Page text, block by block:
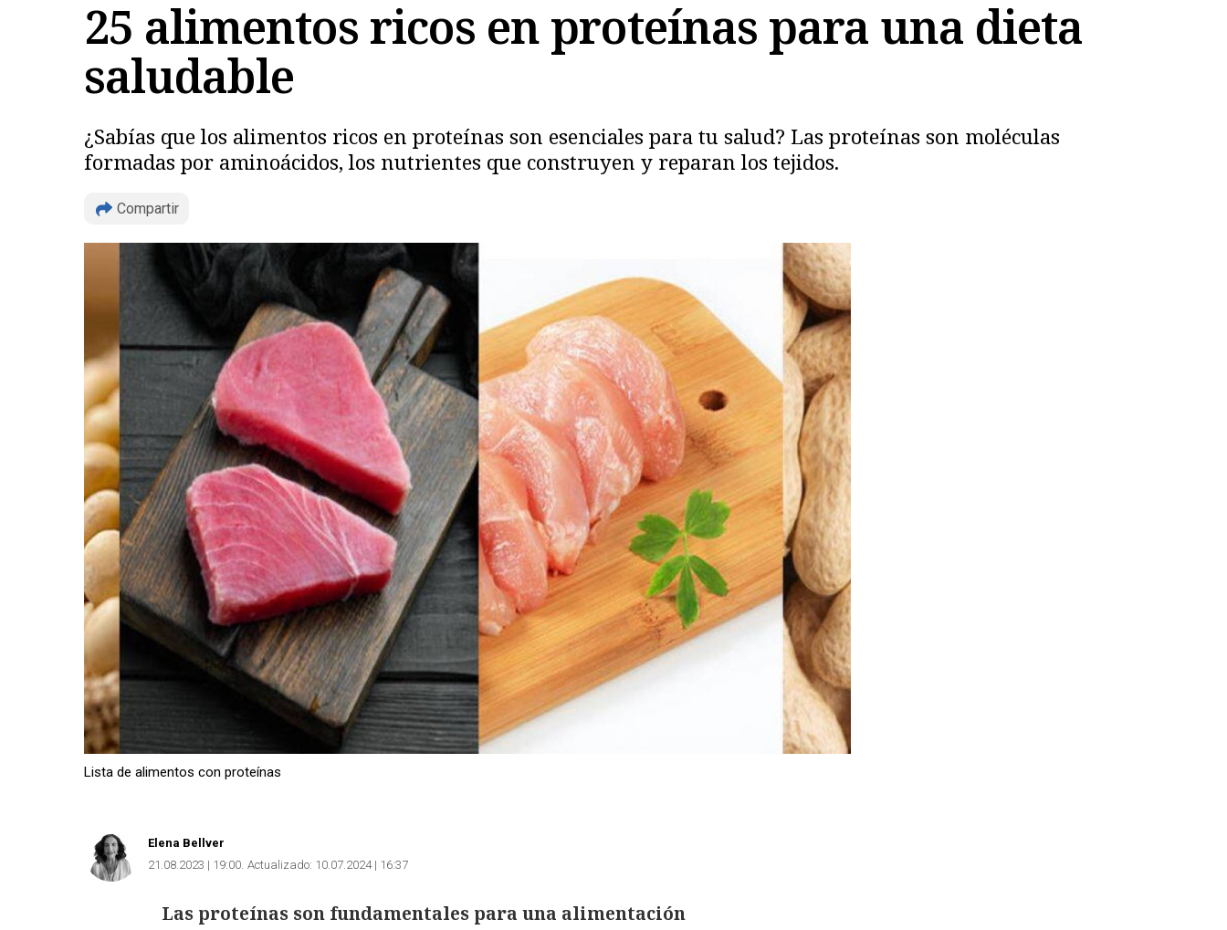
25 alimentos ricos en proteínas para una dieta
saludable
¿Sabías que los alimentos ricos en proteínas son esenciales para tu salud? Las proteínas son moléculas
formadas por aminoácidos, los nutrientes que construyen y reparan los tejidos.
Compartir
Copiar
Lista de alimentos con proteínas
Elena Bellver
21.08.2023 | 19:00 Actualizado: 10.07.2024 | 16:37
Las proteínas son fundamentales para una alimentación